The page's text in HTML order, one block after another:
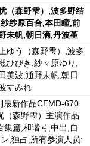
（森野雫）,波多野结
纱原百合,本田瞳,前
未帆,朝日滴,丹波堇
ゆう（森野雫）,波多
ひびき,紗々原ゆり,
美波,通野未帆,朝日
すみれ
最新作品CEMD-670
（森野雫）主演作品
集篇,和谐号,中出,自
,独占,所有参演人员: